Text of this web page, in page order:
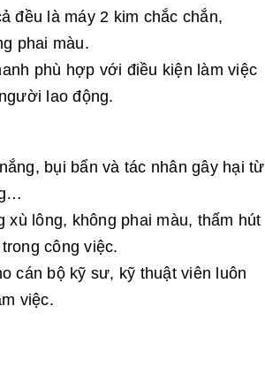
đều là máy 2 kim chắc chắn,
phai màu.
phù hợp với điều kiện làm việc
lao động.
bụi bẩn và tác nhân gây hại từ
xù lông, không phai màu, thấm hút
công việc.
cán bộ kỹ sư, kỹ thuật viên luôn
việc.